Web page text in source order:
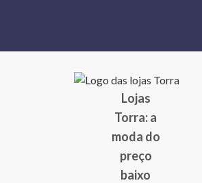
Lojas
Torra: a
moda do
preço
baixo